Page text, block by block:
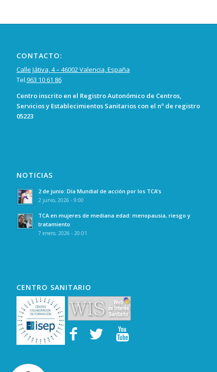
CONTACTO:
Calle Játiva, 4 – 46002 Valencia, España
Tel.963 10 61 86
Centro inscrito en el Registro Autonómico de Centros,
Servicios y Establecimientos Sanitarios con el nº de registro
05223
NOTICIAS
2 de junio: Día Mundial de acción por los TCA’s
2 junio, 2026 - 9:00
TCA en mujeres de mediana edad: menopausia, riesgo y
tratamiento
7 enero, 2026 - 20:01
CENTRO SANITARIO